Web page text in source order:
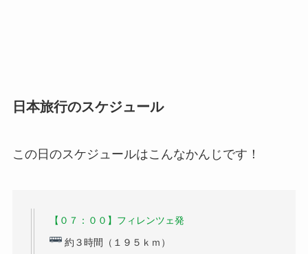
日本旅行のスケジュール
この日のスケジュールはこんなかんじです！
【０７：００】フィレンツェ発
約３時間（１９５ｋｍ）